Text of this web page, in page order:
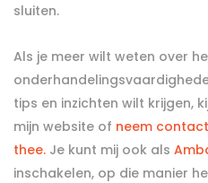
sluiten.
Als je meer wilt weten over
tips en inzichten wilt krijgen,
mijn website of neem
thee. Je kunt mij ook als
inschakelen, op die manier